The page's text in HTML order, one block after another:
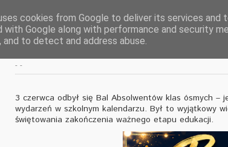
Chwile, które pozostaną na
- -
3 czerwca odbył się Bal Absolwentów klas ósmych –
wydarzeń w szkolnym kalendarzu. Był to wyjątkowy
świętowania zakończenia ważnego etapu edukacji.
cookies from Google to deliver its services and
with Google along with performance and security
to detect and address abuse.